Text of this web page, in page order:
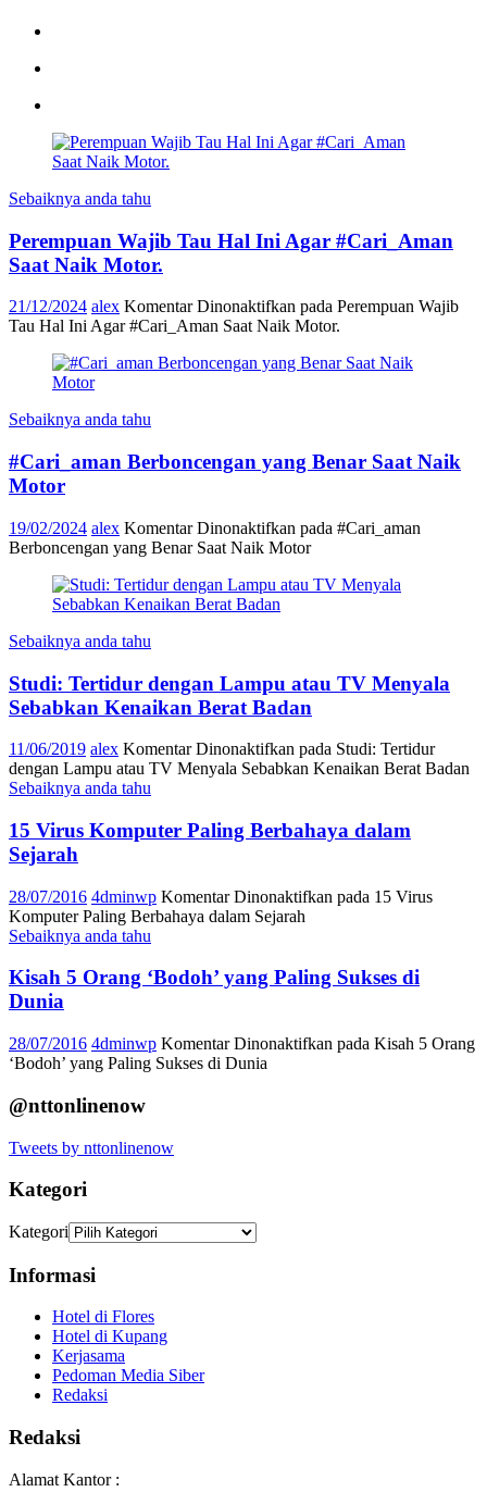
Sebaiknya anda tahu
Perempuan Wajib Tau Hal Ini Agar #Cari_Aman
Saat Naik Motor.
21/12/2024 alex Komentar Dinonaktifkan pada Perempuan Wajib
Tau Hal Ini Agar #Cari_Aman Saat Naik Motor.
Sebaiknya anda tahu
#Cari_aman Berboncengan yang Benar Saat Naik
Motor
19/02/2024 alex Komentar Dinonaktifkan pada #Cari_aman
Berboncengan yang Benar Saat Naik Motor
Sebaiknya anda tahu
Studi: Tertidur dengan Lampu atau TV Menyala
Sebabkan Kenaikan Berat Badan
11/06/2019 alex Komentar Dinonaktifkan pada Studi: Tertidur
dengan Lampu atau TV Menyala Sebabkan Kenaikan Berat Badan
Sebaiknya anda tahu
15 Virus Komputer Paling Berbahaya dalam
Sejarah
28/07/2016 4dminwp Komentar Dinonaktifkan pada 15 Virus
Komputer Paling Berbahaya dalam Sejarah
Sebaiknya anda tahu
Kisah 5 Orang ‘Bodoh’ yang Paling Sukses di
Dunia
28/07/2016 4dminwp Komentar Dinonaktifkan pada Kisah 5 Orang
‘Bodoh’ yang Paling Sukses di Dunia
@nttonlinenow
Tweets by nttonlinenow
Kategori
Kategori
Informasi
Hotel di Flores
Hotel di Kupang
Kerjasama
Pedoman Media Siber
Redaksi
Redaksi
Alamat Kantor :